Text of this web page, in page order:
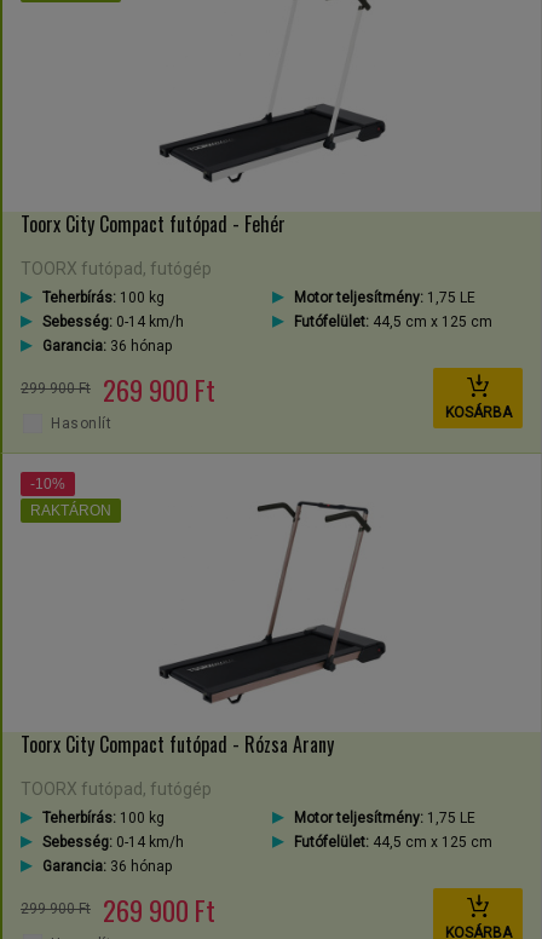
Toorx City Compact futópad - Fehér
TOORX futópad, futógép
Teherbírás: 100 kg Motor teljesítmény:1,75 LE
Sebesség: 0-14 km/h Futófelület: 44,5 cm x 125 cm
Garancia: 36 hónap
299 900 Ft 269 900 Ft
KOSÁRBA
Hasonlít
Toorx City Compact futópad - Rózsa Arany
TOORX futópad, futógép
Teherbírás: 100 kg Motor teljesítmény: 1,75 LE
Sebesség: 0-14 km/h Futófelület:44,5 cm x 125 cm
Garancia: 36 hónap
299 900 Ft 269 900 Ft
KOSÁRBA
-10%
RAKTÁRON